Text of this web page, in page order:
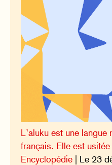
L’aluku est une
français. Elle est
Encyclopédie | Le 23